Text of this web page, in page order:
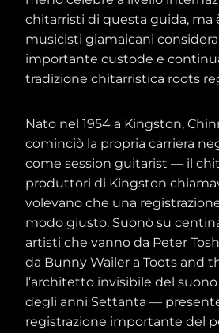
chitarristi di questa guida, ma
musicisti giamaicani
importante custode e
tradizione chitarristica roots
Nato nel 1954 a Kingston,
cominciò la propria carriera
come session guitarist — il
produttori di Kingston
volevano che una
modo giusto. Suonò su
artisti che vanno da Peter
da Bunny Wailer a Toots and
l’architetto invisibile del
degli anni Settanta —
registrazione importante del